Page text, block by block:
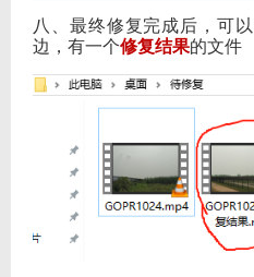
八、最终修复完成后，可
边，有一个修复结果的文件